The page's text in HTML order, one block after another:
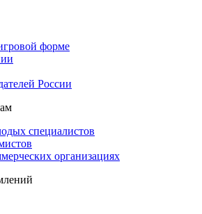
форме
России
специалистов
организациях